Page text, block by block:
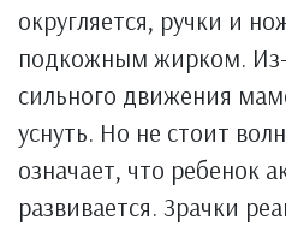
округляется, ручки и
подкожным жирком. Из-
сильного движения
уснуть. Но не стоит
означает, что ребенок
развивается. Зрачки